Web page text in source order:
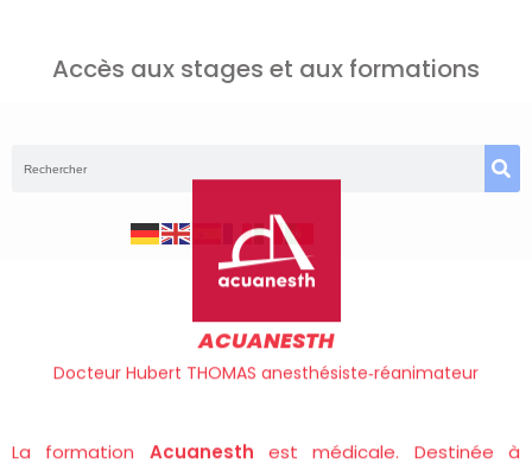
Accès aux stages et aux formations
ACUANESTH
Docteur Hubert THOMAS anesthésiste‑réanimateur
La formation Acuanesth est médicale. Destinée à